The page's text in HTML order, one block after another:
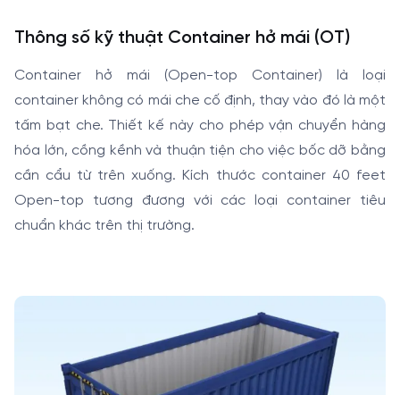
Thông số kỹ thuật Container hở mái (OT)
Container hở mái (Open-top Container) là loại
container không có mái che cố định, thay vào đó là một
tấm bạt che. Thiết kế này cho phép vận chuyển hàng
hóa lớn, cồng kềnh và thuận tiện cho việc bốc dỡ bằng
cần cẩu từ trên xuống. Kích thước container 40 feet
Open-top tương đương với các loại container tiêu
chuẩn khác trên thị trường.